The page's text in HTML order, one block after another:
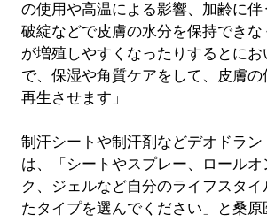
の使用や高温による影響、加齢に
破綻などで皮膚の水分を保持でき
が増殖しやすくなったりするとに
で、保湿や角質ケアをして、皮膚の
再生させます」
制汗シートや制汗剤などデオドラン
は、「シートやスプレー、ロールオ
ク、ジェルなど自分のライフスタイ
たタイプを選んでください」と桑原